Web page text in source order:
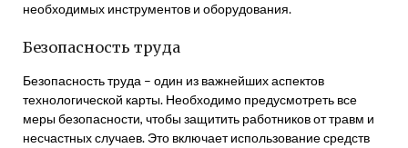
необходимых инструментов и оборудования.
Безопасность труда
Безопасность труда – один из важнейших аспектов
технологической карты. Необходимо предусмотреть все
меры безопасности, чтобы защитить работников от травм и
несчастных случаев. Это включает использование средств